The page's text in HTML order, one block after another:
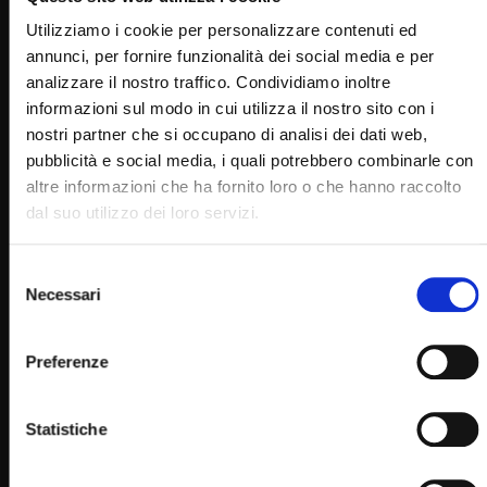
Utilizziamo i cookie per personalizzare contenuti ed
annunci, per fornire funzionalità dei social media e per
analizzare il nostro traffico. Condividiamo inoltre
informazioni sul modo in cui utilizza il nostro sito con i
nostri partner che si occupano di analisi dei dati web,
pubblicità e social media, i quali potrebbero combinarle con
altre informazioni che ha fornito loro o che hanno raccolto
dal suo utilizzo dei loro servizi.
delNecessari
Preferenze
Statistiche
RELATED VIDEOS
29:26